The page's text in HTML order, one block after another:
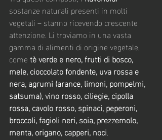
sostanze naturali presenti in molti
vegetali – stanno ricevendo crescente
attenzione. Li troviamo in una vasta
gamma di alimenti di origine vegetale,
come tè verde e nero, frutti di bosco,
mele, cioccolato fondente, uva rossa e
nera, agrumi (arance, limoni, pompelmi,
satsuma), vino rosso, ciliegie, cipolla
rossa, cavolo rosso, spinaci, peperoni,
broccoli, fagioli neri, soia, prezzemolo,
menta, origano, capperi, noci.